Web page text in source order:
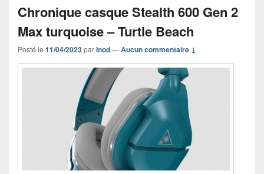
Chronique casque Stealth 600 Gen 2
Max turquoise – Turtle Beach
Posté le 11/04/2023parInod—Aucun commentaire ↓